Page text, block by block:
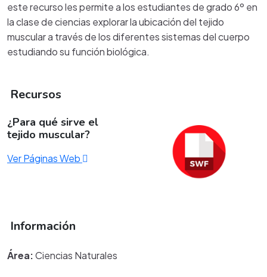
este recurso les permite a los estudiantes de grado 6º en
la clase de ciencias explorar la ubicación del tejido
muscular a través de los diferentes sistemas del cuerpo
estudiando su función biológica.
Recursos
¿Para qué sirve el
tejido muscular?
Ver Páginas Web
Información
Área:Ciencias Naturales